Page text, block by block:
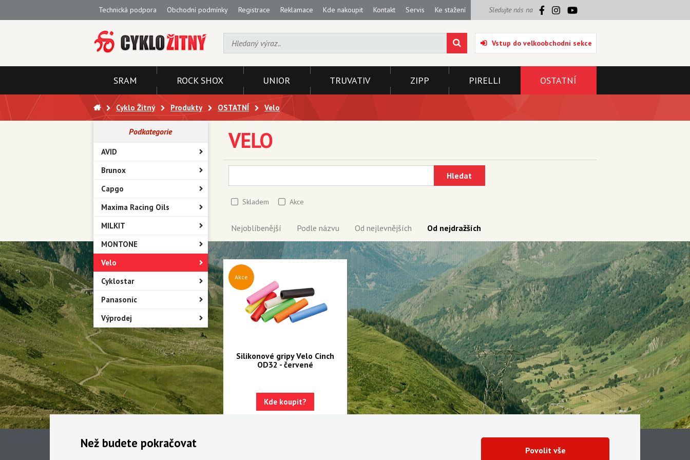
Technická podpora Obchodní podmínky Registrace Reklamace Kde nakoupit Kontakt Servis Ke stažení Sledujte nás na
Vstup do velkoobchodní sekce
SRAM ROCK SHOX UNIOR TRUVATIV ZIPP PIRELLI OSTATNÍ
Cyklo Žitný Produkty OSTATNÍ Velo
Podkategorie
AVID
Brunox
Capgo
Maxima Racing Oils
MILKIT
MONTONE
Velo
Cyklostar
Panasonic
Výprodej
VELO
Hledat
Skladem Akce
Nejoblíbenější Podle názvu Od nejlevnějších Od nejdražších
Akce
Silikonové gripy Velo Cinch
OD32 - červené
Kde koupit?
Než budete pokračovat Povolit vše